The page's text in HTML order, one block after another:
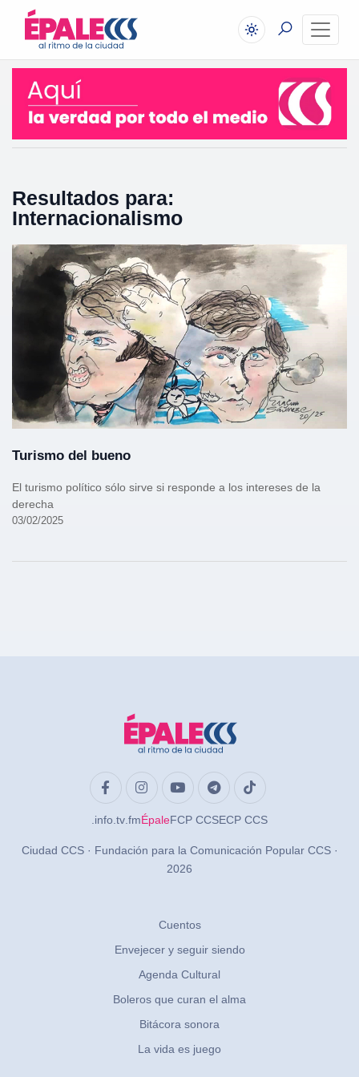
Resultados para:
Internacionalismo
Turismo del bueno
El turismo político sólo sirve si responde a los intereses de la
derecha
03/02/2025
.info .tv .fmÉpaleFCP CCSECP CCS
Ciudad CCS · Fundación para la Comunicación Popular CCS ·
2026
Cuentos
Envejecer y seguir siendo
Agenda Cultural
Boleros que curan el alma
Bitácora sonora
La vida es juego